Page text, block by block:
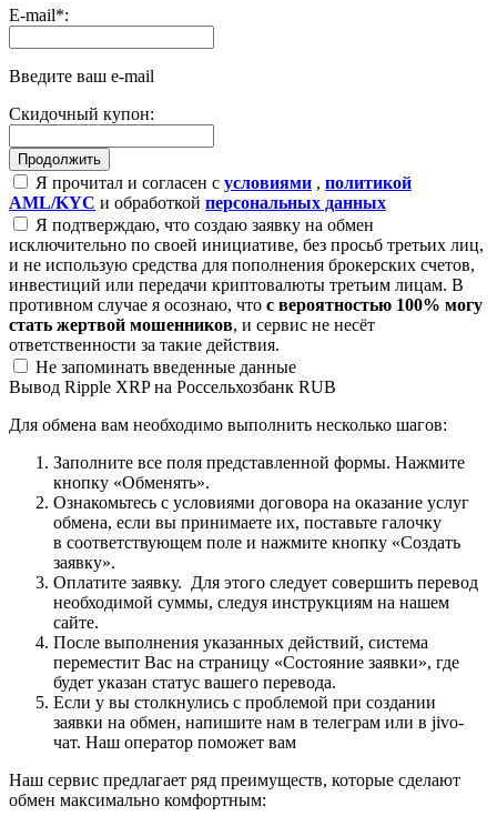
E-mail*:
Введите ваш e-mail
Скидочный купон:
Я прочитал и согласен с условиями , политикой
AML/KYC и обработкой персональных данных
Я подтверждаю, что создаю заявку на обмен
исключительно по своей инициативе, без просьб третьих лиц,
и не использую средства для пополнения брокерских счетов,
инвестиций или передачи криптовалюты третьим лицам. В
противном случае я осознаю, что с вероятностью 100% могу
стать жертвой мошенников, и сервис не несёт
ответственности за такие действия.
Не запоминать введенные данные
Вывод Ripple XRP на Россельхозбанк RUB
Для обмена вам необходимо выполнить несколько шагов:
Заполните все поля представленной формы. Нажмите
кнопку «Обменять».
Ознакомьтесь с условиями договора на оказание услуг
обмена, если вы принимаете их, поставьте галочку
в соответствующем поле и нажмите кнопку «Создать
заявку».
Оплатите заявку. Для этого следует совершить перевод
необходимой суммы, следуя инструкциям на нашем
сайте.
После выполнения указанных действий, система
переместит Вас на страницу «Состояние заявки», где
будет указан статус вашего перевода.
Если у вы столкнулись с проблемой при создании
заявки на обмен, напишите нам в телеграм или в jivo-
чат. Наш оператор поможет вам
Наш сервис предлагает ряд преимуществ, которые сделают
обмен максимально комфортным: